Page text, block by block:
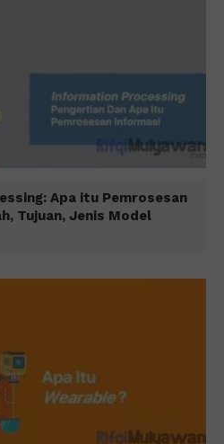
Apa itu Pemrosesan
Tujuan, Jenis Model